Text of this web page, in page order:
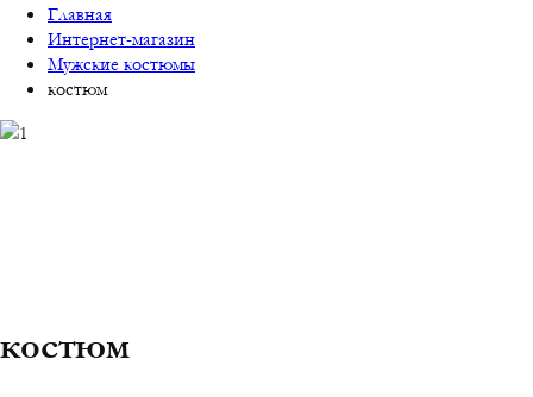
Главная
Интернет-магазин
Мужские костюмы
костюм
костюм